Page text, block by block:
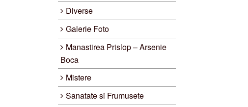
Diverse
Galerie Foto
Manastirea Prislop – Arsenie
Boca
Mistere
Sanatate si Frumusete